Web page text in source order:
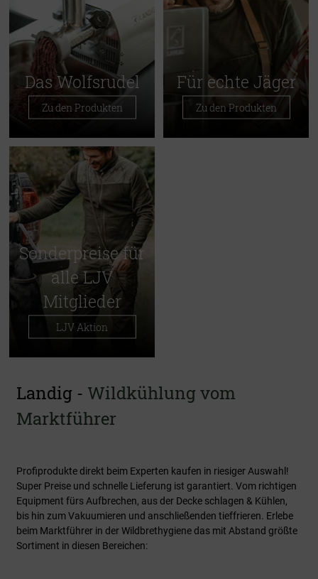
Das Wolfsrudel
Zu den Produkten
Für echte Jäger
Zu den Produkten
Sonderpreise für
alle LJV
Mitglieder
LJV Aktion
Landig - Wildkühlung vom
Marktführer
Profiprodukte direkt beim Experten kaufen in riesiger Auswahl!
Super Preise und schnelle Lieferung ist garantiert. Vom richtigen
Equipment fürs Aufbrechen, aus der Decke schlagen & Kühlen,
bis hin zum Vakuumieren und anschließenden tieffrieren. Erlebe
beim Marktführer in der Wildbrethygiene das mit Abstand größte
Sortiment in diesen Bereichen: